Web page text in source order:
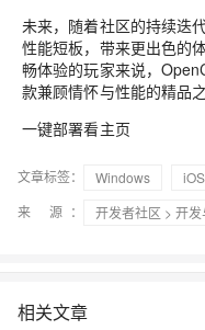
未来，随着社区的持续迭
性能短板，带来更出色的
畅体验的玩家来说，
款兼顾情怀与性能的精品
一键部署看主页
文章标签： Windows
来 源：
开发者社区 > 开发
相关文章